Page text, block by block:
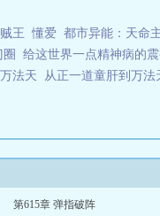
王 懂爱 都市异能：天命
给这世界一点精神病的震
法天 从正一道童肝到万法
第615章 弹指破阵